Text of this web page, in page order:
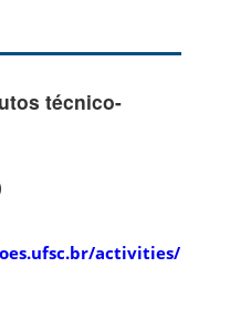
técnico-
activities/11950